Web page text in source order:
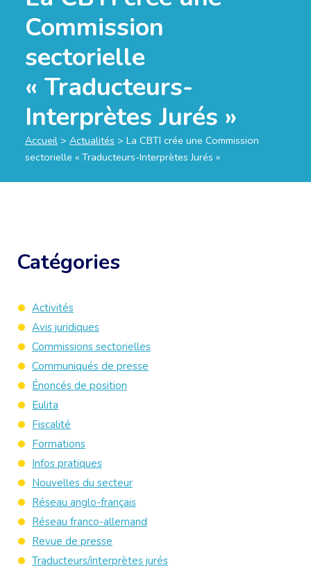
Commission
sectorielle
« Traducteurs-
Interprètes Jurés »
Accueil > Actualités > La CBTI crée une Commission
sectorielle « Traducteurs-Interprètes Jurés »
Catégories
Activités
Avis juridiques
Commissions sectorielles
Communiqués de presse
Énoncés de position
Eulita
Fiscalité
Formations
Infos pratiques
Nouvelles du secteur
Réseau anglo-français
Réseau franco-allemand
Revue de presse
Traducteurs/interprètes jurés